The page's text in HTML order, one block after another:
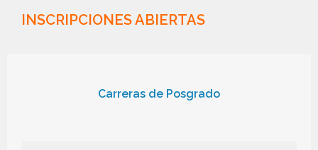
INSCRIPCIONES ABIERTAS
Carreras de Posgrado